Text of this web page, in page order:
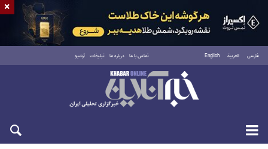
فارسی العربية English تماس با ما درباره ما تبلیغات آرشیو
جمعه ۱۶ مرداد ۱۴۰۵
×